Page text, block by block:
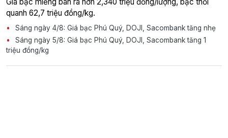
Giá bạc miếng bán ra hơn 2,340 triệu đồng/lượng, bạc thỏi
quanh 62,7 triệu đồng/kg.
Sáng ngày 4/8: Giá bạc Phú Quý, DOJI, Sacombank tăng nhẹ
Sáng ngày 5/8: Giá bạc Phú Quý, DOJI, Sacombank tăng 1
triệu đồng/kg